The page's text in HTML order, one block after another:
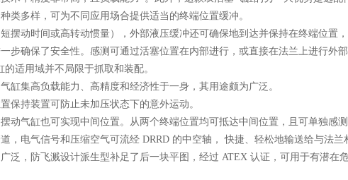
类多样，可为不同应用场合提供适当的终端位置缓冲。
摆动时间或高转动惯量），外部液压缓冲还可确保地到达并保持在终端位置，
步确保了安全性。感测可通过活塞位置在内部进行，或直接在法兰上进行外部
的适用域并不局限于抓取和装配。
缸集高负载能力、高精度和经济性于一身，其用途颇为广泛。
保持装置可防止未加压状态下的意外运动。
动气缸也可实现中间位置。从两个终端位置均可抵达中间位置，且可单独感测
，电气信号和压缩空气可流经 DRRD 的中空轴， 快捷、轻松地输送给与法兰
泛，防飞溅设计派生型补足了后一块平图，经过 ATEX 认证，可用于有潜在